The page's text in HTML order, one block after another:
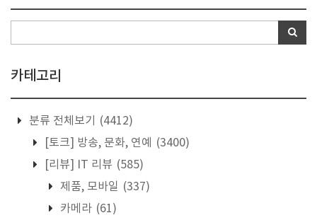
카테고리
분류 전체보기
(4412)
[토크] 방송, 문화, 연예
(3400)
[리뷰] IT 리뷰 (585)
제품, 모바일 (337)
카메라 (61)